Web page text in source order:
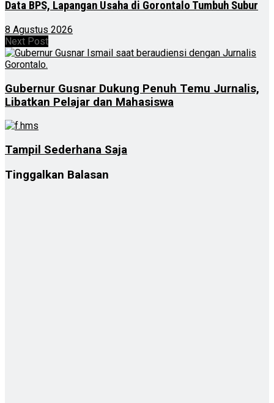
Data BPS, Lapangan Usaha di Gorontalo Tumbuh Subur
8 Agustus 2026
Next Post
Gubernur Gusnar Dukung Penuh Temu Jurnalis,
Libatkan Pelajar dan Mahasiswa
Tampil Sederhana Saja
Tinggalkan Balasan